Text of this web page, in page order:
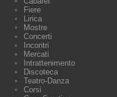
Fiere
Lirica
Mostre
Concerti
Incontri
Mercati
Intrattenimento
Discoteca
Teatro-Danza
Corsi